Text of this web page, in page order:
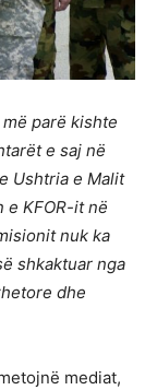
parë kishte
e saj në
Ushtria e Malit
e KFOR-it në
nuk ka
shkaktuar nga
dhe
mediat,